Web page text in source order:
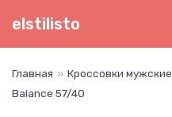
Перейти
elstilisto
Главная » Кроссовки мужские
Balance 57/40